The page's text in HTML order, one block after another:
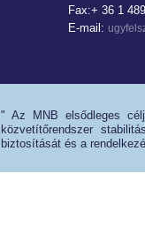
Fax:+ 36 1
E-mail:
" Az MNB elsődleges
közvetítőrendszer
biztosítását és a